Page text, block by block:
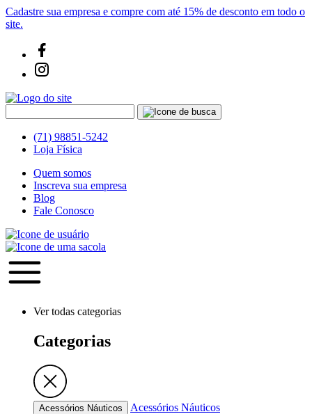
Cadastre sua empresa e compre com até 15% de desconto em todo o
site.
(71) 98851-5242
Loja Física
Quem somos
Inscreva sua empresa
Blog
Fale Conosco
Ver todas categorias
Categorias
Acessórios Náuticos
Acessórios Náuticos